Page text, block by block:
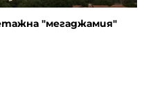
"мегаджамия"